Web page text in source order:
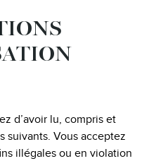
d’avoir lu, compris et
suivants. Vous acceptez
illégales ou en violation